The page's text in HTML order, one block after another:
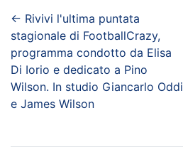
← Rivivi l'ultima puntata
stagionale di FootballCrazy,
programma condotto da Elisa
Di Iorio e dedicato a Pino
Wilson. In studio Giancarlo Oddi
e James Wilson